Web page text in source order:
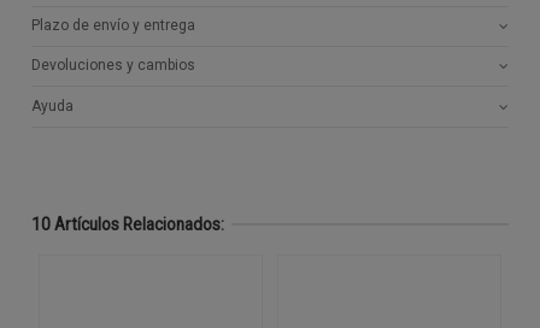
Plazo de envío y entrega
Devoluciones y cambios
Ayuda
10 Artículos Relacionados: